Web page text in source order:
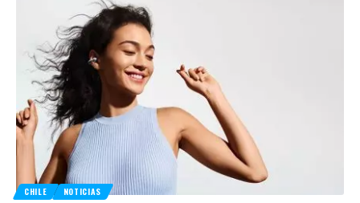
CHILE NOTICIAS